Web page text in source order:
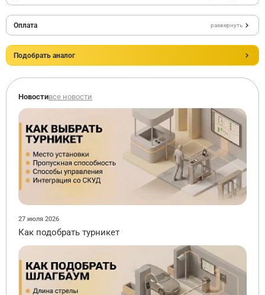
Оплата развернуть
Подобрать аналог
Новостивсе новости
27 июля 2026
Как подобрать турникет